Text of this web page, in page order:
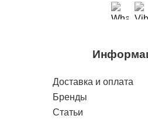
Доставка и оплата
Бренды
Статьи